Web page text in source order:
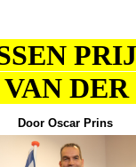
Door Oscar Prins